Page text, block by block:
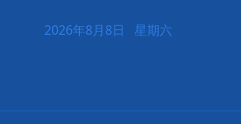
2026年8月8日 星期六